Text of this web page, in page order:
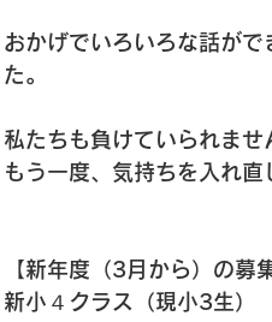
おかげでいろいろな話が
た。
私たちも負けていられませ
もう一度、気持ちを入れ直
【新年度（3月から）の募
新小４クラス（現小3生）